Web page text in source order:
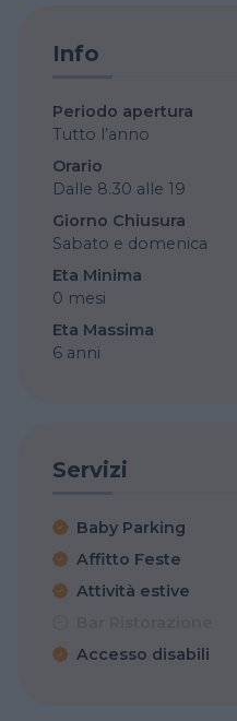
Info
Periodo apertura
Tutto l’anno
Orario
Dalle 8.30 alle 19
Giorno Chiusura
Sabato e domenica
Eta Minima
0 mesi
Eta Massima
6 anni
Servizi
Baby Parking
Affitto Feste
Attività estive
Accesso disabili